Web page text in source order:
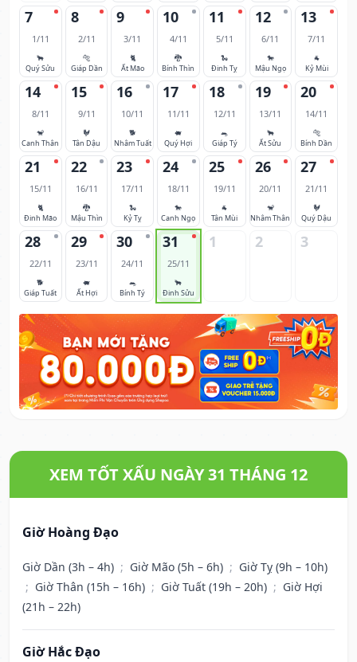
7
1/11
🐂
Quý Sửu
8
2/11
🐅
Giáp Dần
9
3/11
🐈
Ất Mão
10
4/11
🐉
Bính Thìn
11
5/11
🐍
Đinh Tỵ
12
6/11
🐎
Mậu Ngọ
13
7/11
🐐
Kỷ Mùi
14
8/11
🐒
Canh Thân
15
9/11
🐓
Tân Dậu
16
10/11
🐕
Nhâm Tuất
17
11/11
🐖
Quý Hợi
18
12/11
🐀
Giáp Tý
19
13/11
🐂
Ất Sửu
20
14/11
🐅
Bính Dần
21
15/11
🐈
Đinh Mão
22
16/11
🐉
Mậu Thìn
23
17/11
🐍
Kỷ Tỵ
24
18/11
🐎
Canh Ngọ
25
19/11
🐐
Tân Mùi
26
20/11
🐒
Nhâm Thân
27
21/11
🐓
Quý Dậu
28
22/11
🐕
Giáp Tuất
29
23/11
🐖
Ất Hợi
30
24/11
🐀
Bính Tý
31
25/11
🐂
Đinh Sửu
1 2 3
XEM TỐT XẤU NGÀY 31 THÁNG 12
Giờ Hoàng Đạo
Giờ Dần (3h – 4h) ; Giờ Mão (5h – 6h) ; Giờ Tỵ (9h – 10h)
; Giờ Thân (15h – 16h) ; Giờ Tuất (19h – 20h) ; Giờ Hợi
(21h – 22h)
Giờ Hắc Đạo